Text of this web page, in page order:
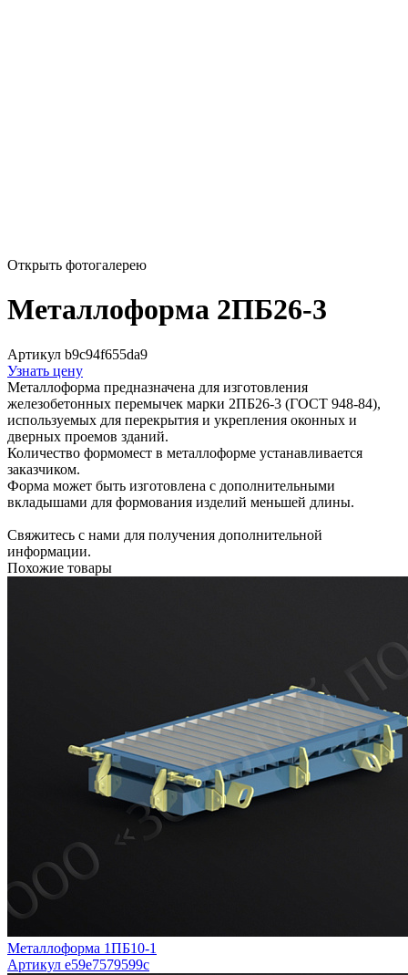
Открыть фотогалерею
Металлоформа 2ПБ26-3
Артикул b9c94f655da9
Узнать цену
Металлоформа предназначена для изготовления
железобетонных перемычек марки 2ПБ26-3 (ГОСТ 948-84),
используемых для перекрытия и укрепления оконных и
дверных проемов зданий.
Количество формомест в металлоформе устанавливается
заказчиком.
Форма может быть изготовлена с дополнительными
вкладышами для формования изделий меньшей длины.
Свяжитесь с нами для получения дополнительной
информации.
Похожие товары
Металлоформа 1ПБ10-1
Артикул e59e7579599c